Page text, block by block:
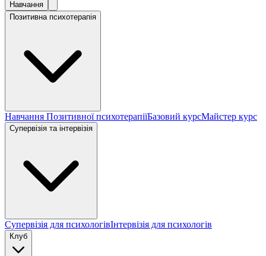
Навчання
Позитивна психотерапія
Навчання Позитивної психотерапіїБазовий курсМайстер курс
Супервізія та інтервізія
Супервізія для психологівІнтервізія для психологів
Клуб